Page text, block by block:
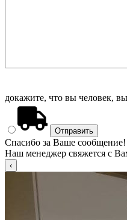
докажите, что вы человек,
Спасибо за Ваше сообщение!
Наш менеджер свяжется с